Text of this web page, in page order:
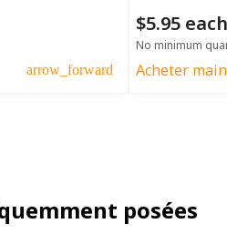
arrow_forward
$5.95 each
No minimum
Acheter
posées